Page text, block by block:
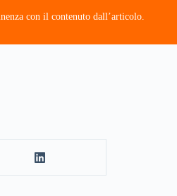
con il contenuto dall’articolo.